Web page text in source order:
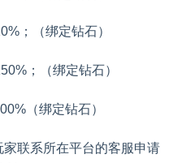
；（绑定钻石）
；（绑定钻石）
（绑定钻石）
联系所在平台的客服申请